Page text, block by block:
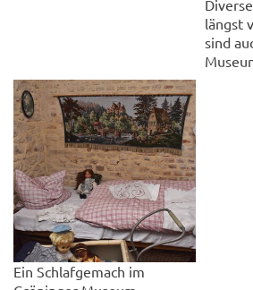
längst
sind
Ein Schlafgemach im